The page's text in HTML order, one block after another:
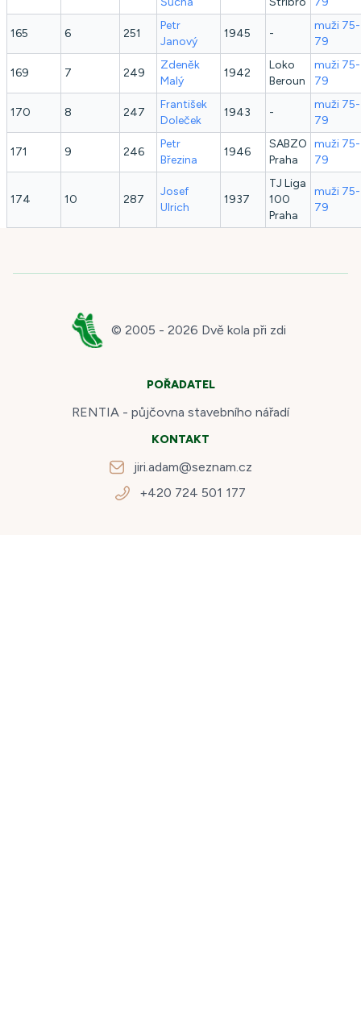
165 6 251
Petr
Janový
1945 -
muži 75-
79
169 7 249
Zdeněk
Malý
1942
Loko
Beroun
muži 75-
79
170 8 247
František
Doleček
1943 -
muži 75-
79
171 9 246
Petr
Březina
1946
SABZO
Praha
muži 75-
79
174 10 287
Josef
Ulrich
1937
TJ Liga
100
Praha
muži 75-
79
© 2005 - 2026 Dvě kola při zdi
POŘADATEL
RENTIA - půjčovna stavebního nářadí
KONTAKT
jiri.adam@seznam.cz
+420 724 501 177